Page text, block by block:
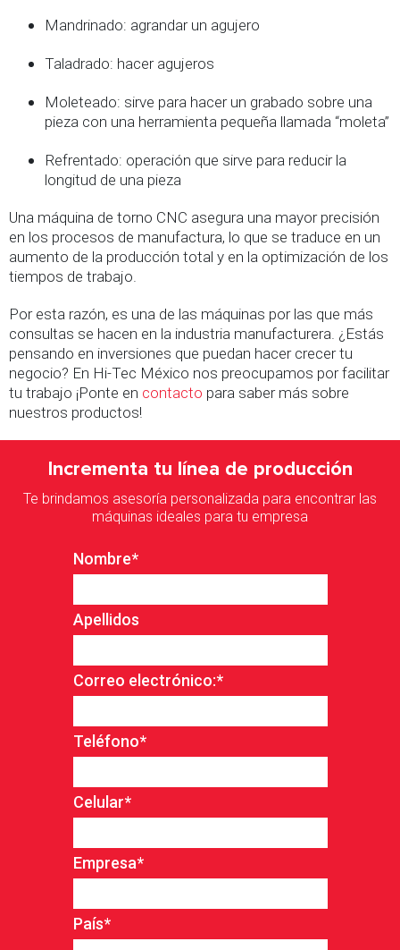
Mandrinado: agrandar un agujero
Taladrado: hacer agujeros
Moleteado: sirve para hacer un grabado sobre una
pieza con una herramienta pequeña llamada “moleta”
Refrentado: operación que sirve para reducir la
longitud de una pieza
Una máquina de torno CNC asegura una mayor precisión
en los procesos de manufactura, lo que se traduce en un
aumento de la producción total y en la optimización de los
tiempos de trabajo.
Por esta razón, es una de las máquinas por las que más
consultas se hacen en la industria manufacturera. ¿Estás
pensando en inversiones que puedan hacer crecer tu
negocio? En Hi-Tec México nos preocupamos por facilitar
tu trabajo ¡Ponte en contacto para saber más sobre
nuestros productos!
Incrementa tu línea de producción
Te brindamos asesoría personalizada para encontrar las
máquinas ideales para tu empresa
Nombre*
Apellidos
Correo electrónico:*
Teléfono*
Celular*
Empresa*
País*